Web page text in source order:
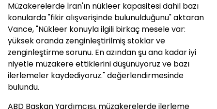
Müzakerelerde İran'ın nükleer kapasitesi dahil bazı
konularda "fikir alışverişinde bulunulduğunu" aktaran
Vance, "Nükleer konuyla ilgili birkaç mesele var:
yüksek oranda zenginleştirilmiş stoklar ve
zenginleştirme sorunu. En azından şu ana kadar iyi
niyetle müzakere ettiklerini düşünüyoruz ve bazı
ilerlemeler kaydediyoruz." değerlendirmesinde
bulundu.
ABD Başkan Yardımcısı, müzakerelerde ilerleme